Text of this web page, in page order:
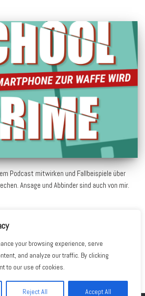
your browsing experience, serve
and analyze our traffic. By clicking
to our use of cookies.
Reject All Accept All
Podcast mitwirken und Fallbeispiele über
Ansage und Abbinder sind auch von mir.
teilen teilen